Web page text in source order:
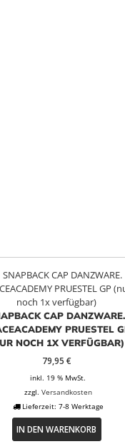
CAP DANZWARE.
PRUESTEL
NOCH 1X VERFÜGBAR)
79,95 €
inkl. 19 % MwSt.
zzgl. Versandkosten
Lieferzeit: 7-8 Werktage
IN DEN WARENKORB